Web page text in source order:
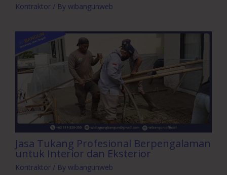
Kontraktor / By wibangunweb
Jasa Tukang Profesional Berpengalaman
untuk Interior dan Eksterior
Kontraktor / By wibangunweb